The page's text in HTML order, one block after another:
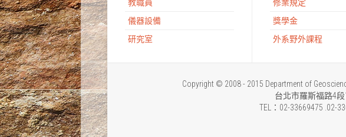
教職員
儀器設備
研究室
修業規定
獎學金
外系野外課程
Copyright © 2008 - 2015 Department of
台北市羅斯福路4段1
TEL：02-33669475 .02-